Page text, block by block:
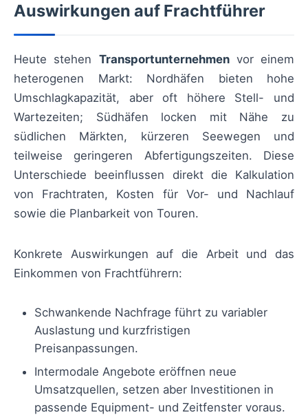
Auswirkungen auf Frachtführer
Heute stehen Transportunternehmenvor einem
heterogenen Markt: Nordhäfen bieten hohe
Umschlagkapazität, aber oft höhere Stell- und
Wartezeiten; Südhäfen locken mit Nähe zu
südlichen Märkten, kürzeren Seewegen und
teilweise geringeren Abfertigungszeiten. Diese
Unterschiede beeinflussen direkt die Kalkulation
von Frachtraten, Kosten für Vor- und Nachlauf
sowie die Planbarkeit von Touren.
Konkrete Auswirkungen auf die Arbeit und das
Einkommen von Frachtführern:
Schwankende Nachfrage führt zu variabler
Auslastung und kurzfristigen
Preisanpassungen.
Intermodale Angebote eröffnen neue
Umsatzquellen, setzen aber Investitionen in
passende Equipment- und Zeitfenster voraus.